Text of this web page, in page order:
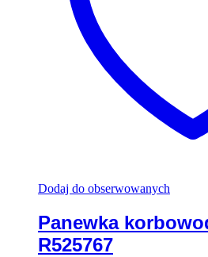
Dodaj do obserwowanych
Panewka
R525767